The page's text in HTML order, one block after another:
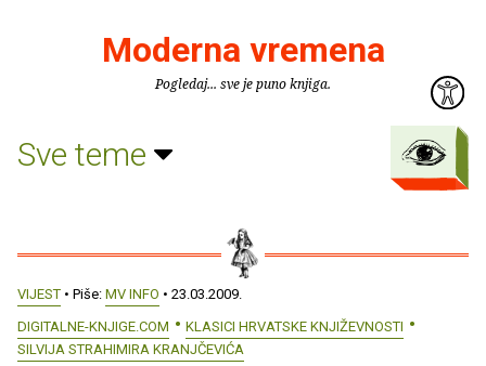
Moderna vremena
Pogledaj... sve je puno knjiga.
Sve teme
VIJEST • Piše: MV INFO • 23.03.2009.
DIGITALNE-KNJIGE.COM
KLASICI HRVATSKE KNJIŽEVNOSTI
SILVIJA STRAHIMIRA KRANJČEVIĆA